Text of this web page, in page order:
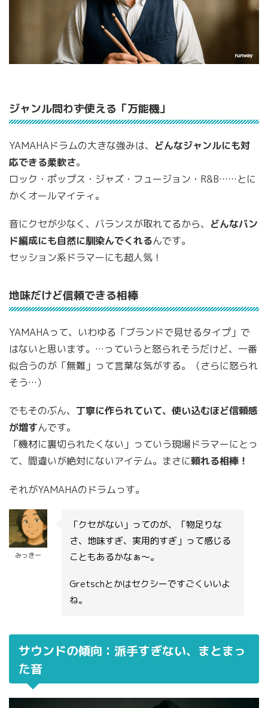
ジャンル問わず使える「万能機」
YAMAHAドラムの大きな強みは、 どんなジャンルにも対
応できる柔軟さ。
ロック・ポップス・ジャズ・フュージョン・R&B……とに
かくオールマイティ。
音にクセが少なく、バランスが取れてるから、 どんなバン
ド編成にも自然に馴染んでくれるんです。
セッション系ドラマーにも超人気！
地味だけど信頼できる相棒
YAMAHAって、いわゆる「ブランドで見せるタイプ」で
はないと思います。…っていうと怒られそうだけど、一番
似合うのが「無難」って言葉な気がする。（さらに怒られ
そう…）
でもそのぶん、 丁寧に作られていて、使い込むほど信頼感
が増すんです。
「機材に裏切られたくない」っていう現場ドラマーにとっ
て、間違いが絶対にないアイテム。まさに頼れる相棒！
それがYAMAHAのドラムっす。
みっきー
「クセがない」ってのが、「物足りな
さ、地味すぎ、実用的すぎ」って感じる
こともあるかなぁ〜。
Gretschとかはセクシーですごくいいよ
ね。
サウンドの傾向：派手すぎない、まとまっ
た音